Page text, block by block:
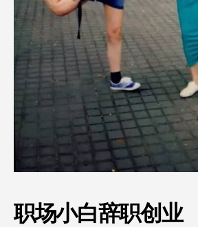
职场小白辞职创业